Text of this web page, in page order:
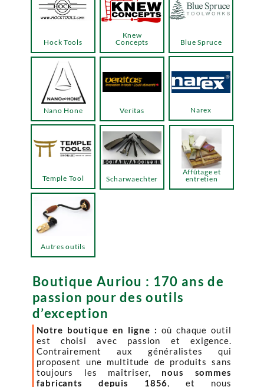
Boutique Auriou : 170 ans de
passion pour des outils
d’exception
Notre boutique en ligne : où chaque outil
est choisi avec passion et exigence.
Contrairement aux généralistes qui
proposent une multitude de produits sans
toujours les maîtriser, nous sommes
fabricants depuis 1856, et nous
Hock Tools
Knew
Concepts
Temple Tool
Blue Spruce
Narex
Veritas
Nano Hone
Autres outils
Scharwaechter
Affûtage et
entretien